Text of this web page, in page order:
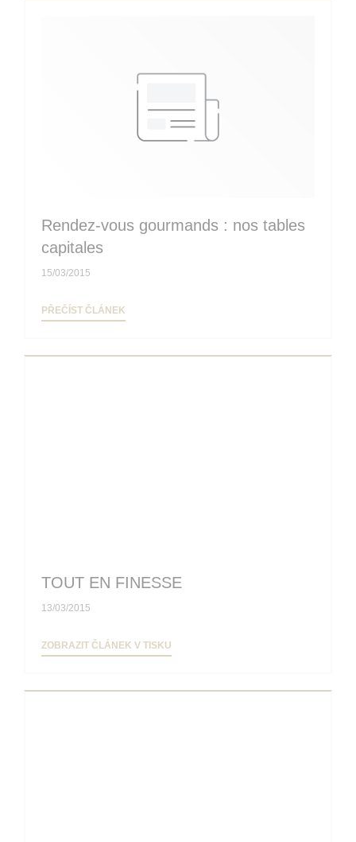
Rendez-vous gourmands : nos tables
capitales
15/03/2015
PŘEČÍST ČLÁNEK
TOUT EN FINESSE
13/03/2015
ZOBRAZIT ČLÁNEK V TISKU